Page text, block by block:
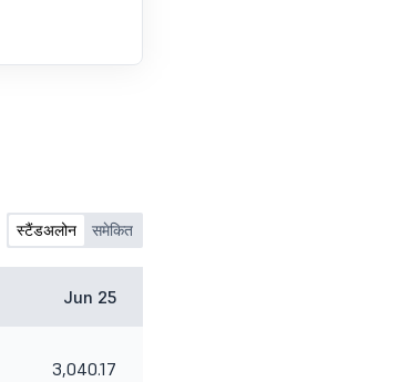
स्टैंडअलोन समेकित
Jun 25
3,040.17